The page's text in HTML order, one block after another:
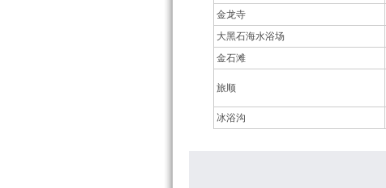
金龙寺
大黑石海水浴场
金石滩
旅顺
冰浴沟